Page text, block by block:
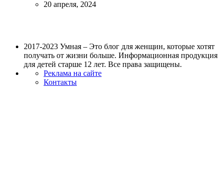
20 апреля, 2024
2017-2023 Умная – Это блог для женщин, которые хотят
получать от жизни больше. Информационная продукция
для детей старше 12 лет. Все права защищены.
Реклама на сайте
Контакты